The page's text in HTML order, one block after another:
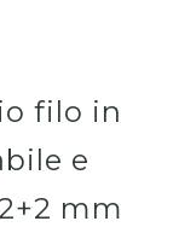
filo in
e
mm